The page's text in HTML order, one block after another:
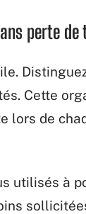
perte de
Cette
de
utilisés à